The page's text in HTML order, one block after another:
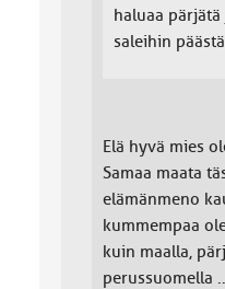
haluaa
saleihin
Elä hyvä mies
Samaa maata
elämänmeno
kummempaa
kuin maalla,
perussuomella